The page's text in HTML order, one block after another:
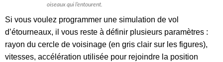
oiseaux qui l’entourent.
Si vous voulez programmer une simulation de vol
d’étourneaux, il vous reste à définir plusieurs paramètres :
rayon du cercle de voisinage (en gris clair sur les figures),
vitesses, accélération utilisée pour rejoindre la position